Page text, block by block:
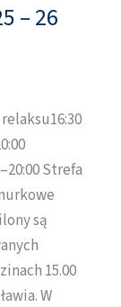
– 26
Strefa
są
15.00
W